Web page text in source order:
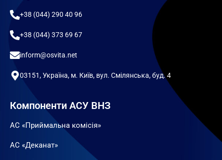
+38 (044) 290 40 96
+38 (044) 373 69 67
inform@osvita.net
03151, Україна, м. Київ, вул. Смілянська, буд. 4
Компоненти АСУ ВНЗ
АС «Приймальна комісія»
АС «Деканат»